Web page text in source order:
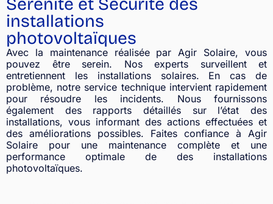
Sérénité et Sécurité des
installations
photovoltaïques
Avec la maintenance réalisée par Agir Solaire, vous
pouvez être serein. Nos experts surveillent et
entretiennent les installations solaires. En cas de
problème, notre service technique intervient rapidement
pour résoudre les incidents. Nous fournissons
également des rapports détaillés sur l’état des
installations, vous informant des actions effectuées et
des améliorations possibles. Faites confiance à Agir
Solaire pour une maintenance complète et une
performance optimale de des installations
photovoltaïques.